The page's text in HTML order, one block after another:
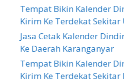
Tempat Bikin Kalender
Kirim Ke Terdekat
Jasa Cetak Kalender
Ke Daerah Karanganyar
Tempat Bikin Kalender
Kirim Ke Terdekat